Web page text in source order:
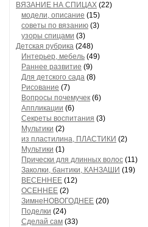
ВЯЗАНИЕ НА СПИЦАХ (22)
модели, описание (15)
советы по вязанию (3)
узоры спицами (3)
Детская рубрика (248)
Интерьер, мебель (49)
Раннее развитие (9)
Для детского сада (8)
Рисование (7)
Вопросы почемучек (6)
Аппликации (6)
Секреты воспитания (3)
Мультики (2)
из пластилина, ПЛАСТИКИ (2)
Мультики (1)
Прически для длинных волос (11)
Заколки, бантики, КАНЗАШИ (19)
ВЕСЕННЕЕ (12)
ОСЕННЕЕ (2)
ЗимнеНОВОГОДНЕЕ (20)
Поделки (24)
Сделай сам (33)